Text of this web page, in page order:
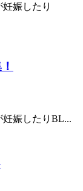
娠したり
娠したりBL...